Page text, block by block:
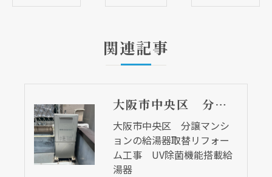
関連記事
大阪市中央区 分譲マンションの給湯器取替リフォーム工事 UV除菌機能搭載給湯器
大阪市中央区 分譲マンシ
ョンの給湯器取替リフォー
ム工事 UV除菌機能搭載給
湯器